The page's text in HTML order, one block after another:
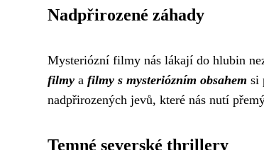
Nadpřirozené záhady
Mysteriózní filmy nás lákají do hlubin
filmy a filmy s mysteriózním obsahem si
nadpřirozených jevů, které nás nutí
Temné severské thrillery